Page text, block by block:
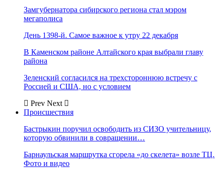
Замгубернатора сибирского региона стал мэром
мегаполиса
День 1398-й. Самое важное к утру 22 декабря
В Каменском районе Алтайского края выбрали главу
района
Зеленский согласился на трехстороннюю встречу с
Россией и США, но с условием
Prev Next
Происшествия
Бастрыкин поручил освободить из СИЗО учительницу,
которую обвинили в совращении…
Барнаульская маршрутка сгорела «до скелета» возле ТЦ.
Фото и видео